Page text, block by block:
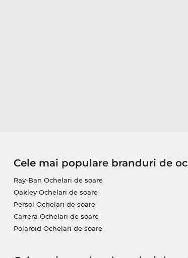
Cele mai populare branduri de
Ray-Ban Ochelari de soare
Oakley Ochelari de soare
Persol Ochelari de soare
Carrera Ochelari de soare
Polaroid Ochelari de soare